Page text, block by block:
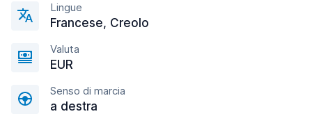
Lingue
Francese, Creolo
Valuta
EUR
Senso di marcia
a destra